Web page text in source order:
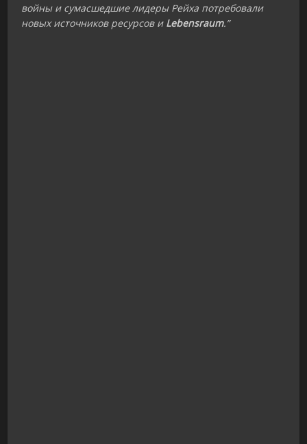
войны и сумасшедшие лидеры Рейха потребовали
новых источников ресурсов и Lebensraum.”